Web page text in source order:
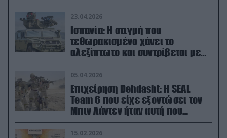
23.04.2026
Ισπανία: Η στιγμή που
τεθωρακισμένο χάνει το
αλεξίπτωτο και συντρίβεται με
ορμή στο έδαφος (βίντεο)
05.04.2026
Επιχείρηση Dehdasht: Η SEAL
Team 6 που είχε εξοντώσει τον
Μπιν Λάντεν ήταν αυτή που
διέσωσε τον πιλότο του F-15
15.02.2026